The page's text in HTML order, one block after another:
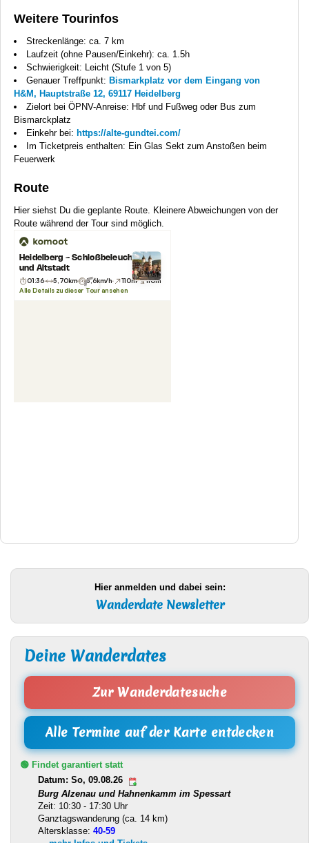
Weitere Tourinfos
Streckenlänge: ca. 7 km
Laufzeit (ohne Pausen/Einkehr): ca. 1.5h
Schwierigkeit: Leicht (Stufe 1 von 5)
Genauer Treffpunkt: Bismarkplatz vor dem Eingang von
H&M, Hauptstraße 12, 69117 Heidelberg
Zielort bei ÖPNV-Anreise: Hbf und Fußweg oder Bus zum
Bismarckplatz
Einkehr bei: https://alte-gundtei.com/
Im Ticketpreis enthalten: Ein Glas Sekt zum Anstoßen beim
Feuerwerk
Route
Hier siehst Du die geplante Route. Kleinere Abweichungen von der
Route während der Tour sind möglich.
Hier anmelden und dabei sein:
Wanderdate Newsletter
Deine Wanderdates
Zur Wanderdatesuche
Alle Termine auf der Karte entdecken
🟢 Findet garantiert statt
Datum: So, 09.08.26
Burg Alzenau und Hahnenkamm im Spessart
Zeit: 10:30 - 17:30 Uhr
Ganztagswanderung (ca. 14 km)
Altersklasse: 40-59